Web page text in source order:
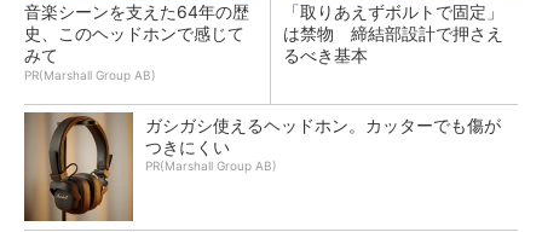
音楽シーンを支えた64年の歴
史、このヘッドホンで感じて
みて
PR(Marshall Group AB)
「取りあえずボルトで固定」
は禁物 締結部設計で押さえ
るべき基本
ガシガシ使えるヘッドホン。カッターでも傷が
つきにくい
PR(Marshall Group AB)